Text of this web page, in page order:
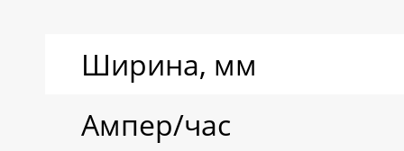
Ширина, мм
Ампер/час